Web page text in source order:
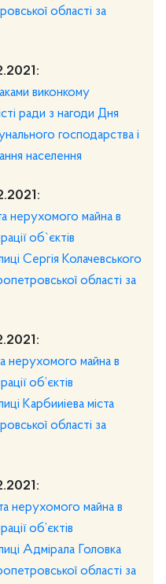
області за
виконкому
ради з нагоди Дня
господарства і
населення
нерухомого майна в
об`єктів
Сергія Колачевського
області за
нерухомого майна в
об’єктів
Карбииіева міста
області за
нерухомого майна в
об’єктів
Адмірала Головка
області за